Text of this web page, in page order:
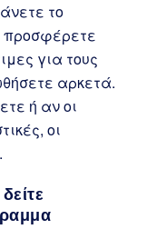
το
για τους
αρκετά.
ή αν οι
οι